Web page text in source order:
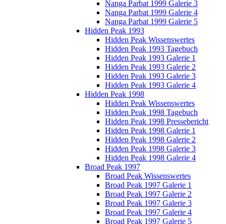
Nanga Parbat 1999 Galerie 3
Nanga Parbat 1999 Galerie 4
Nanga Parbat 1999 Galerie 5
Hidden Peak 1993
Hidden Peak Wissenswertes
Hidden Peak 1993 Tagebuch
Hidden Peak 1993 Galerie 1
Hidden Peak 1993 Galerie 2
Hidden Peak 1993 Galerie 3
Hidden Peak 1993 Galerie 4
Hidden Peak 1998
Hidden Peak Wissenswertes
Hidden Peak 1998 Tagebuch
Hidden Peak 1998 Pressebericht
Hidden Peak 1998 Galerie 1
Hidden Peak 1998 Galerie 2
Hidden Peak 1998 Galerie 3
Hidden Peak 1998 Galerie 4
Broad Peak 1997
Broad Peak Wissenswertes
Broad Peak 1997 Galerie 1
Broad Peak 1997 Galerie 2
Broad Peak 1997 Galerie 3
Broad Peak 1997 Galerie 4
Broad Peak 1997 Galerie 5